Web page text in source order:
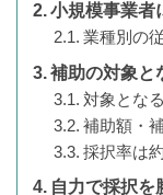
小規模事業者
業種別の
補助の対象と
対象とな
補助額・
採択率は
自力で採択を